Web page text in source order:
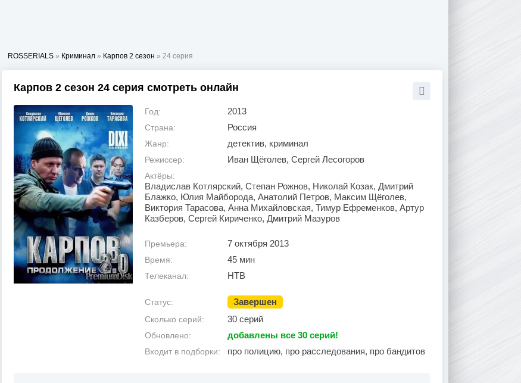
ROSSERIALS » Криминал » Карпов 2 сезон » 24 серия
Карпов 2 сезон 24 серия смотреть онлайн
Год: 2013
Страна: Россия
Жанр: детектив, криминал
Режиссер: Иван Щёголев, Сергей Лесогоров
Актёры:
Владислав Котлярский, Степан Рожнов, Николай Козак, Дмитрий
Блажко, Юлия Майборода, Анатолий Петров, Максим Щёголев,
Виктория Тарасова, Анна Михайловская, Тимур Ефременков, Артур
Казберов, Сергей Кириченко, Дмитрий Мазуров
Премьера: 7 октября 2013
Время: 45 мин
Телеканал: НТВ
Статус: Завершен
Сколько серий: 30 серий
Обновлено: добавлены все 30 серий!
Входит в подборки: про полицию, про расследования, про бандитов